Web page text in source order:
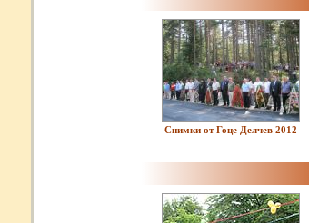
Снимки от Гоце Делчев 2012